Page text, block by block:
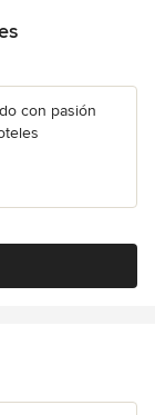
con pasión